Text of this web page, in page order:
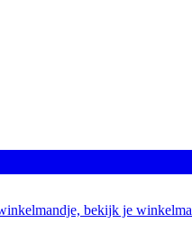
bekijk je